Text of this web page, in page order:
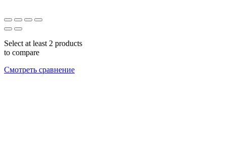
Select at least 2 products
to compare
Смотреть сравнение